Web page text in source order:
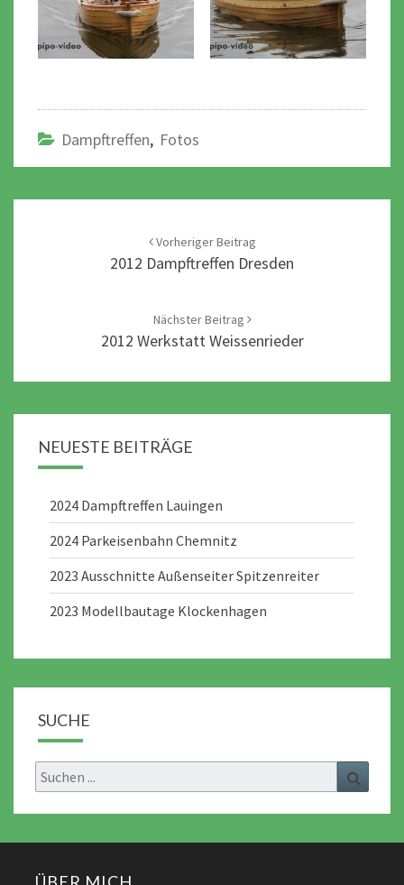
Dampftreffen, Fotos
Vorheriger Beitrag
2012 Dampftreffen Dresden
Nächster Beitrag
2012 Werkstatt Weissenrieder
NEUESTE BEITRÄGE
2024 Dampftreffen Lauingen
2024 Parkeisenbahn Chemnitz
2023 Ausschnitte Außenseiter Spitzenreiter
2023 Modellbautage Klockenhagen
SUCHE
Search
for:
ÜBER MICH